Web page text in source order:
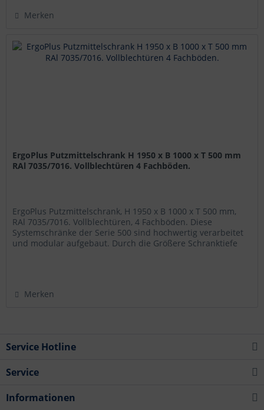
Merken
ErgoPlus Putzmittelschrank H 1950 x B 1000 x T 500 mm
RAl 7035/7016. Vollblechtüren 4 Fachböden.
ErgoPlus Putzmittelschrank, H 1950 x B 1000 x T 500 mm,
RAl 7035/7016. Vollblechtüren, 4 Fachböden. Diese
Systemschränke der Serie 500 sind hochwertig verarbeitet
und modular aufgebaut. Durch die Größere Schranktiefe
Merken
Service Hotline
Service
Informationen